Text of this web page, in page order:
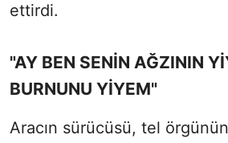
ettirdi.
"AY BEN SENİN AĞZININ
BURNUNU YİYEM"
Aracın sürücüsü, tel